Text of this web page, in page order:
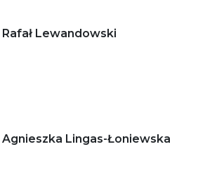
Rafał Lewandowski
Agnieszka Lingas-Łoniewska